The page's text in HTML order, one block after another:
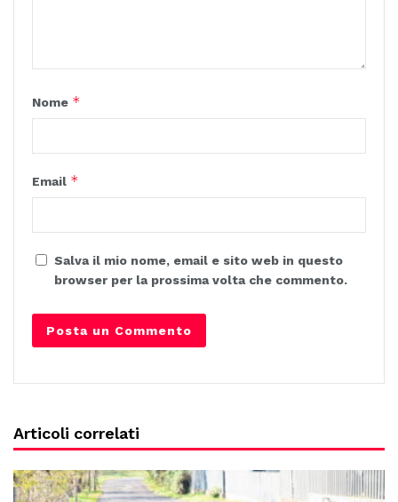
Nome *
Email *
Salva il mio nome, email e sito web in questo
browser per la prossima volta che commento.
Articoli correlati